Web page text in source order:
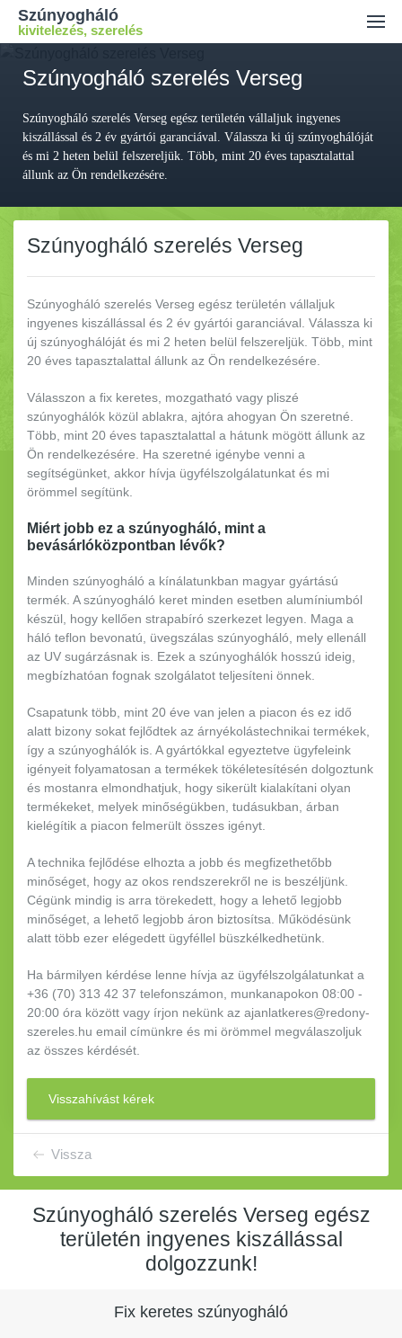
Szúnyogháló
kivitelezés, szerelés
Ajánlatkérés
Kiszállási díj
Kapcsolat
Szúnyogháló szerelés Verseg
Szúnyogháló szerelés Verseg egész területén vállaljuk ingyenes
kiszállással és 2 év gyártói garanciával. Válassza ki új szúnyoghálóját
és mi 2 heten belül felszereljük. Több, mint 20 éves tapasztalattal
állunk az Ön rendelkezésére.
Vissza
Szúnyogháló szerelés Verseg
Szúnyogháló szerelés Verseg egész területén vállaljuk
ingyenes kiszállással és 2 év gyártói garanciával. Válassza ki
új szúnyoghálóját és mi 2 heten belül felszereljük. Több, mint
20 éves tapasztalattal állunk az Ön rendelkezésére.
Válasszon a fix keretes, mozgatható vagy pliszé
szúnyoghálók közül ablakra, ajtóra ahogyan Ön szeretné.
Több, mint 20 éves tapasztalattal a hátunk mögött állunk az
Ön rendelkezésére. Ha szeretné igénybe venni a
segítségünket, akkor hívja ügyfélszolgálatunkat és mi
örömmel segítünk.
Miért jobb ez a szúnyogháló, mint a
bevásárlóközpontban lévők?
Minden szúnyogháló a kínálatunkban magyar gyártású
termék. A szúnyogháló keret minden esetben alumíniumból
készül, hogy kellően strapabíró szerkezet legyen. Maga a
háló teflon bevonatú, üvegszálas szúnyogháló, mely ellenáll
az UV sugárzásnak is. Ezek a szúnyoghálók hosszú ideig,
megbízhatóan fognak szolgálatot teljesíteni önnek.
Csapatunk több, mint 20 éve van jelen a piacon és ez idő
alatt bizony sokat fejlődtek az árnyékolástechnikai termékek,
így a szúnyoghálók is. A gyártókkal egyeztetve ügyfeleink
igényeit folyamatosan a termékek tökéletesítésén dolgoztunk
és mostanra elmondhatjuk, hogy sikerült kialakítani olyan
termékeket, melyek minőségükben, tudásukban, árban
kielégítik a piacon felmerült összes igényt.
A technika fejlődése elhozta a jobb és megfizethetőbb
minőséget, hogy az okos rendszerekről ne is beszéljünk.
Cégünk mindig is arra törekedett, hogy a lehető legjobb
minőséget, a lehető legjobb áron biztosítsa. Működésünk
alatt több ezer elégedett ügyféllel büszkélkedhetünk.
Ha bármilyen kérdése lenne hívja az ügyfélszolgálatunkat a
+36 (70) 313 42 37 telefonszámon, munkanapokon 08:00 -
20:00 óra között vagy írjon nekünk az ajanlatkeres@redony-
szereles.hu email címünkre és mi örömmel megválaszoljuk
az összes kérdését.
Visszahívást kérek
Szúnyogháló szerelés Verseg egész
területén ingyenes kiszállással
dolgozzunk!
Fix keretes szúnyogháló